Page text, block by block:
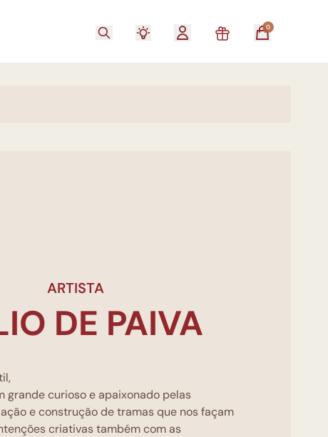
0
ARTISTA
DE PAIVA
grande curioso e apaixonado pelas
e construção de tramas que nos façam
criativas também com as